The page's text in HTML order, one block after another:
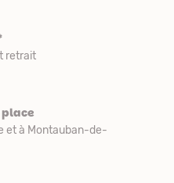
retrait
et à Montauban-de-